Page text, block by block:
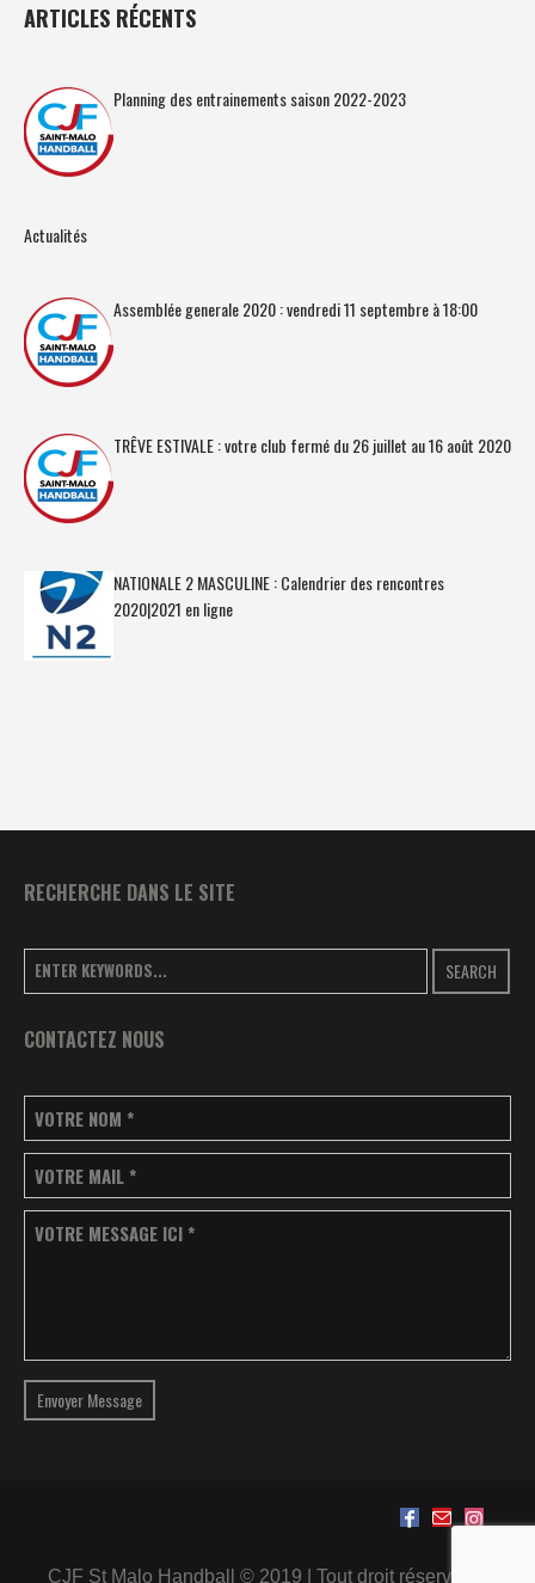
ARTICLES RÉCENTS
Planning des entrainements saison 2022-2023
Actualités
Assemblée generale 2020 : vendredi 11 septembre à 18:00
TRÊVE ESTIVALE : votre club fermé du 26 juillet au 16 août 2020
NATIONALE 2 MASCULINE : Calendrier des rencontres
2020|2021 en ligne
RECHERCHE DANS LE SITE
SEARCH
CONTACTEZ NOUS
VOTRE NOM *
VOTRE MAIL *
VOTRE MESSAGE ICI *
Envoyer Message
CJF St Malo Handball © 2019 | Tout droit réservé